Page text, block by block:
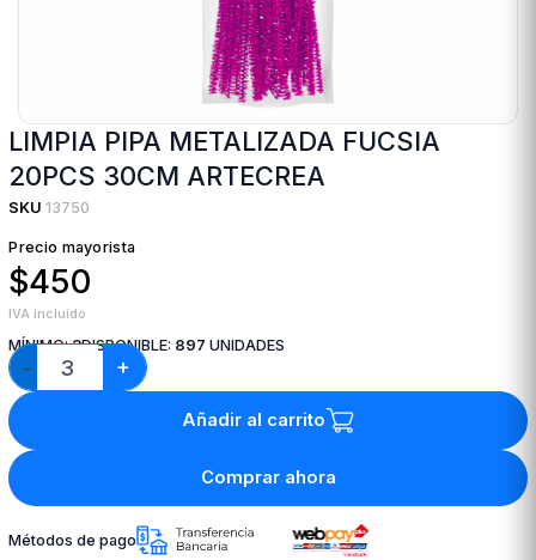
LIMPIA PIPA METALIZADA FUCSIA
20PCS 30CM ARTECREA
SKU 13750
Precio mayorista
$450
IVA incluido
MÍNIMO:3DISPONIBLE: 897 UNIDADES
− +
Añadir al carrito
Comprar ahora
Métodos de pago